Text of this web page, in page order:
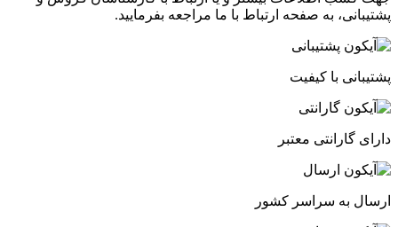
پشتیبانی، به صفحه ارتباط با ما مراجعه بفرمایید.
پشتیبانی با کیفیت
دارای گارانتی معتبر
ارسال به سراسر کشور